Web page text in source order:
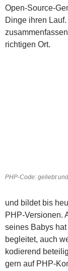
Open-Source-
Dinge ihren
richtigen Ort.
PHP-Code: geliebt
und bildet bis
PHP-Versionen.
seines Babys
begleitet, auch
kodierend
gern auf PHP-